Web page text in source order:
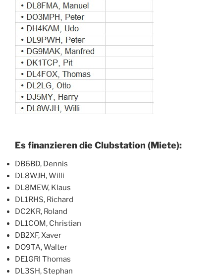
Es finanzieren die Clubstation (Miete):
DB6BD, Dennis
DL8WJH, Willi
DL8MEW, Klaus
DL1RHS, Richard
DC2KR, Roland
DL1COM, Christian
DB2XF, Xaver
DO9TA, Walter
DE1GRI Thomas
DL3SH, Stephan